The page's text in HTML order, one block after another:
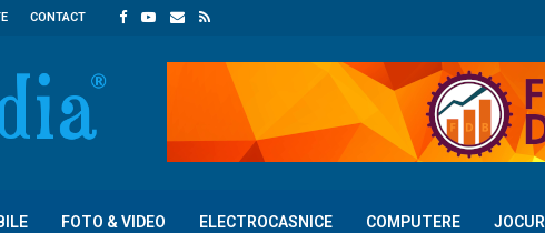
CONTACT
FOTO & VIDEO ELECTROCASNICE COMPUTERE JOCURI